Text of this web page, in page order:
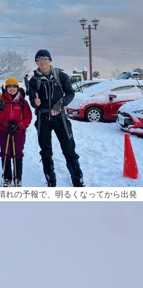
の予報で、明るくなってから出発